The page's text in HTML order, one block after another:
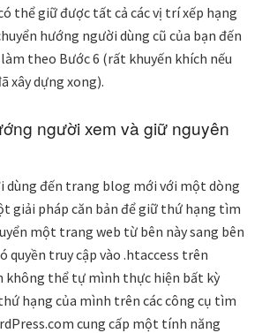
thể giữ được tất cả các vị trí xếp hạng
hướng người dùng cũ của bạn đến
theo Bước 6 (rất khuyến khích nếu
xây dựng xong).
người xem và giữ nguyên
dùng đến trang blog mới với một dòng
giải pháp căn bản để giữ thứ hạng tìm
một trang web từ bên này sang bên
quyền truy cập vào .htaccess trên
không thể tự mình thực hiện bất kỳ
hạng của mình trên các công cụ tìm
cung cấp một tính năng